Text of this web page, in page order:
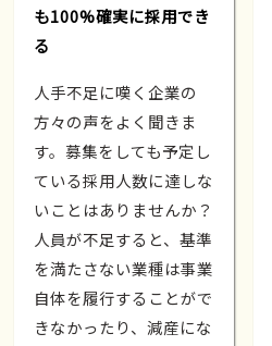
も100%確実に採用でき
る
人手不足に嘆く企業の
方々の声をよく聞きま
す。募集をしても予定し
ている採用人数に達しな
いことはありませんか？
人員が不足すると、基準
を満たさない業種は事業
自体を履行することがで
きなかったり、減産にな